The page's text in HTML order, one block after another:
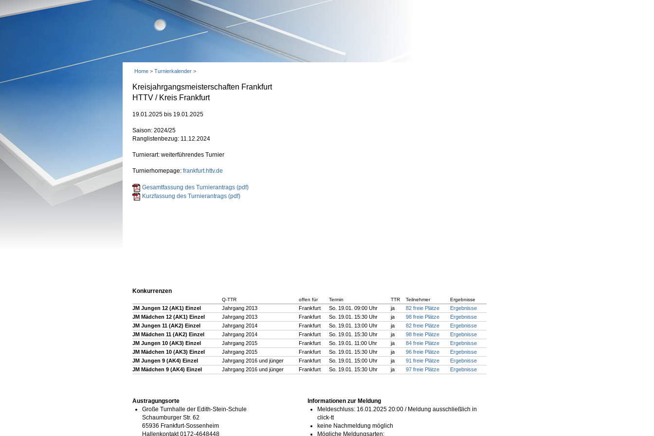
Home > Turnierkalender >
Kreisjahrgangsmeisterschaften Frankfurt
HTTV / Kreis Frankfurt
19.01.2025 bis 19.01.2025
Saison: 2024/25
Ranglistenbezug: 11.12.2024
Turnierart: weiterführendes Turnier
Turnierhomepage: frankfurt.httv.de
Gesamtfassung des Turnierantrags (pdf)
Kurzfassung des Turnierantrags (pdf)
Konkurrenzen
Q-TTR offen für Termin TTR Teilnehmer Ergebnisse
JM Jungen 12 (AK1) Einzel Jahrgang 2013 Frankfurt So. 19.01. 09:00 Uhr ja 82 freie Plätze
Ergebnisse
JM Mädchen 12 (AK1) Einzel
Jahrgang 2013 Frankfurt So. 19.01. 15:30 Uhr ja 98 freie Plätze
Ergebnisse
JM Jungen 11 (AK2) Einzel
Jahrgang 2014 Frankfurt So. 19.01. 13:00 Uhr ja 82 freie Plätze
Ergebnisse
JM Mädchen 11 (AK2) Einzel
Jahrgang 2014 Frankfurt So. 19.01. 15:30 Uhr ja 98 freie Plätze
Ergebnisse
JM Jungen 10 (AK3) Einzel
Jahrgang 2015 Frankfurt So. 19.01. 11:00 Uhr ja 84 freie Plätze
Ergebnisse
JM Mädchen 10 (AK3) Einzel
Jahrgang 2015 Frankfurt So. 19.01. 15:30 Uhr ja 96 freie Plätze
Ergebnisse
JM Jungen 9 (AK4) Einzel
Jahrgang 2016 und jünger Frankfurt So. 19.01. 15:00 Uhr ja 91 freie Plätze
Ergebnisse
JM Mädchen 9 (AK4) Einzel
Jahrgang 2016 und jünger Frankfurt So. 19.01. 15:30 Uhr ja 97 freie Plätze Ergebnisse
Austragungsorte
Große Turnhalle der Edith-Stein-Schule
Schaumburger Str. 62
65936 Frankfurt-Sossenheim
Hallenkontakt 0172-4648448
Informationen zur Meldung
Meldeschluss: 16.01.2025 20:00 / Meldung ausschließlich in
click-tt
keine Nachmeldung möglich
Mögliche Meldungsarten: